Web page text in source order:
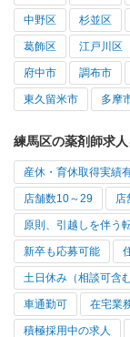
中野区 杉並区
葛飾区 江戸川区
府中市 調布市
東久留米市 多摩
練馬区の薬剤師求
産休・育休取得実績
店舗数10～29 店
原則、引越しを伴う
新卒も応募可能
土日休み（相談可含む
車通勤可 在宅業
積極採用中の求人